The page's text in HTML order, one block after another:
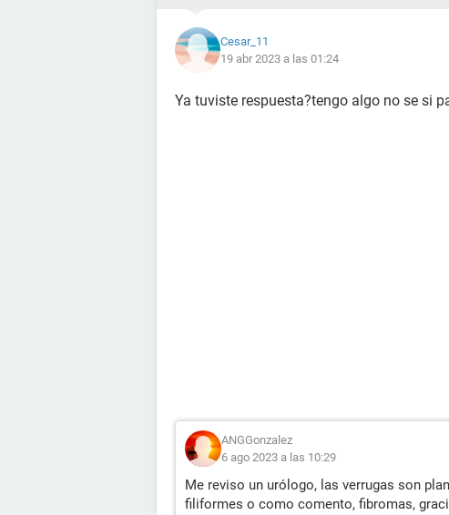
Cesar_11
19 abr 2023 a las 01:24
Ya tuviste respuesta?tengo algo no se si
ANGGonzalez
6 ago 2023 a las 10:29
Me reviso un urólogo, las verrugas son
filiformes o como comento, fibromas,